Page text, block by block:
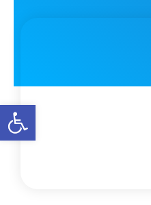
פתח